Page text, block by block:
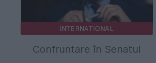
INTERNATIONAL
Confruntare în Senatul